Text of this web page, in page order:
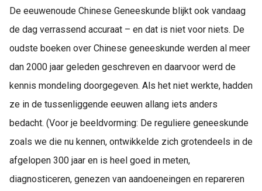
De eeuwenoude Chinese Geneeskunde blijkt ook vandaag
de dag verrassend accuraat – en dat is niet voor niets. De
oudste boeken over Chinese geneeskunde werden al meer
dan 2000 jaar geleden geschreven en daarvoor werd de
kennis mondeling doorgegeven. Als het niet werkte, hadden
ze in de tussenliggende eeuwen allang iets anders
bedacht. (Voor je beeldvorming: De reguliere geneeskunde
zoals we die nu kennen, ontwikkelde zich grotendeels in de
afgelopen 300 jaar en is heel goed in meten,
diagnosticeren, genezen van aandoeneingen en repareren